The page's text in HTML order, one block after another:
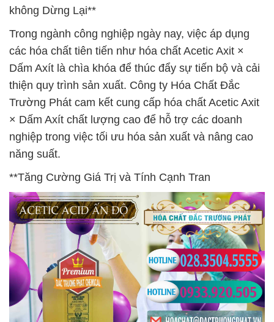
không Dừng Lại**
Trong ngành công nghiệp ngày nay, việc áp dụng
các hóa chất tiên tiến như hóa chất Acetic Axit ×
Dấm Axít là chìa khóa để thúc đẩy sự tiến bộ và cải
thiện quy trình sản xuất. Công ty Hóa Chất Đắc
Trường Phát cam kết cung cấp hóa chất Acetic Axit
× Dấm Axít chất lượng cao để hỗ trợ các doanh
nghiệp trong việc tối ưu hóa sản xuất và nâng cao
năng suất.
**Tăng Cường Giá Trị và Tính Cạnh Tran